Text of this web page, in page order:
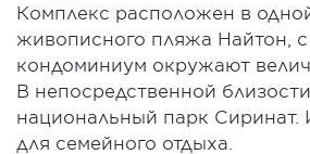
Комплекс расположен в
живописного пляжа Найтон,
кондоминиум окружают
В непосредственной
национальный парк Сиринат.
для семейного отдыха.